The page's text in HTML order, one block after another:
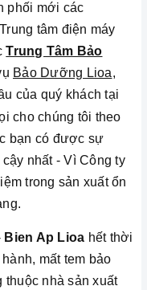
phối mới các
tâm điện máy
Trung Tâm Bảo
Bảo Dưỡng Lioa,
của quý khách tại
cho chúng tôi theo
bạn có được sự
nhất - Vì Công ty
trong sản xuất ổn
Bien Ap Lioa hết thời
mất tem bảo
thuộc nhà sản xuất